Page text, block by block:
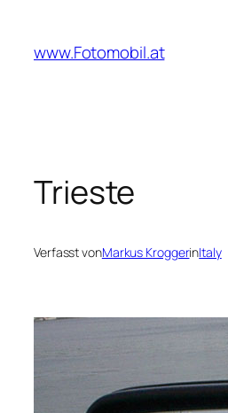
springen
www.Fotomobil.at
Trieste
Verfasst vonMarkus KroggerinItaly